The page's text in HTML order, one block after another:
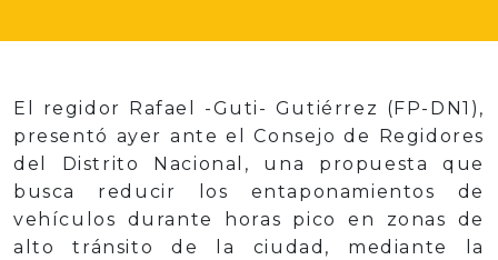
El regidor Rafael -Guti- Gutiérrez (FP-DN1),
presentó ayer ante el Consejo de Regidores
del Distrito Nacional, una propuesta que
busca reducir los entaponamientos de
vehículos durante horas pico en zonas de
alto tránsito de la ciudad, mediante la